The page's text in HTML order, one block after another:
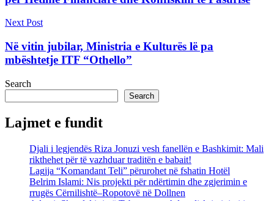
Next Post
Në vitin jubilar, Ministria e Kulturës lë pa
mbështetje ITF “Othello”
Search
Search
Lajmet e fundit
Djali i legjendës Riza Jonuzi vesh fanellën e Bashkimit: Mali
rikthehet për të vazhduar traditën e babait!
Lagjja “Komandant Teli” përurohet në fshatin Hotël
Belrim Islami: Nis projekti për ndërtimin dhe zgjerimin e
rrugës Cërnilishtë–Ropotovë në Dollnen